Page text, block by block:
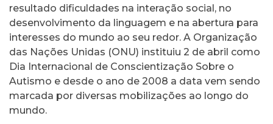
resultado dificuldades na interação social, no
desenvolvimento da linguagem e na abertura para
interesses do mundo ao seu redor. A Organização
das Nações Unidas (ONU) instituiu 2 de abril como
Dia Internacional de Conscientização Sobre o
Autismo e desde o ano de 2008 a data vem sendo
marcada por diversas mobilizações ao longo do
mundo.